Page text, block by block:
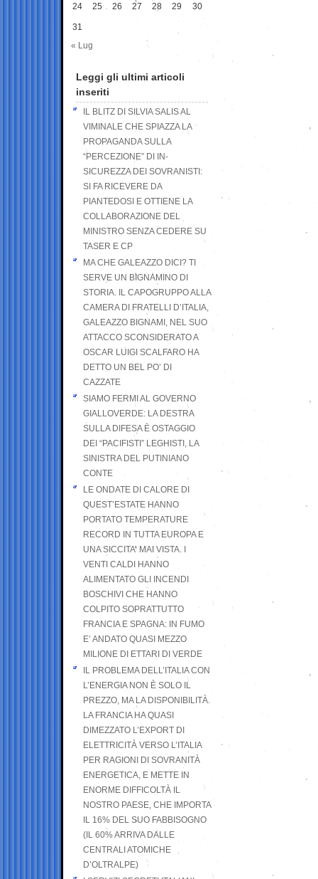
24 25 26 27 28 29 30
31
« Lug
Leggi gli ultimi articoli
inseriti
IL BLITZ DI SILVIA SALIS AL
VIMINALE CHE SPIAZZA LA
PROPAGANDA SULLA
“PERCEZIONE” DI IN-
SICUREZZA DEI SOVRANISTI:
SI FA RICEVERE DA
PIANTEDOSI E OTTIENE LA
COLLABORAZIONE DEL
MINISTRO SENZA CEDERE SU
TASER E CP
MA CHE GALEAZZO DICI? TI
SERVE UN BIGNAMINO DI
STORIA. IL CAPOGRUPPO ALLA
CAMERA DI FRATELLI D’ITALIA,
GALEAZZO BIGNAMI, NEL SUO
ATTACCO SCONSIDERATO A
OSCAR LUIGI SCALFARO HA
DETTO UN BEL PO’ DI
CAZZATE
SIAMO FERMI AL GOVERNO
GIALLOVERDE: LA DESTRA
SULLA DIFESA È OSTAGGIO
DEI “PACIFISTI” LEGHISTI, LA
SINISTRA DEL PUTINIANO
CONTE
LE ONDATE DI CALORE DI
QUEST’ESTATE HANNO
PORTATO TEMPERATURE
RECORD IN TUTTA EUROPA E
UNA SICCITA’ MAI VISTA. I
VENTI CALDI HANNO
ALIMENTATO GLI INCENDI
BOSCHIVI CHE HANNO
COLPITO SOPRATTUTTO
FRANCIA E SPAGNA: IN FUMO
E’ ANDATO QUASI MEZZO
MILIONE DI ETTARI DI VERDE
IL PROBLEMA DELL’ITALIA CON
L’ENERGIA NON È SOLO IL
PREZZO, MA LA DISPONIBILITÀ.
LA FRANCIA HA QUASI
DIMEZZATO L’EXPORT DI
ELETTRICITÀ VERSO L’ITALIA
PER RAGIONI DI SOVRANITÀ
ENERGETICA, E METTE IN
ENORME DIFFICOLTÀ IL
NOSTRO PAESE, CHE IMPORTA
IL 16% DEL SUO FABBISOGNO
(IL 60% ARRIVA DALLE
CENTRALI ATOMICHE
D’OLTRALPE)